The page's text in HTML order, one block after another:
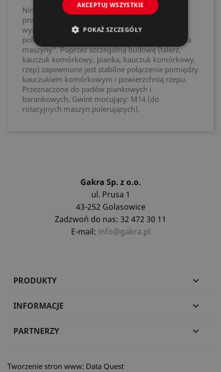
Niniejszy talerz polerski znacznie ułatwia
prowadzenie maszyny, ponieważ następuje
wyrównanie lekkiego nachylenia maszyny do
polerowania i w ten sposób można uniknąć "bicia
maszyny". Poprzez szczególną budowę (talerz,
kauczuk komórkowy, pianka, kauczuk komórkowy,
rzep) zapewnione jest stabilne połączenie pomiędzy
kauczukiem komórkowym i powierzchnią rzepu.
Przeznaczone do padów piankowych i
barankowych. Gwint mocujący: M14 (do
rotacyjnych maszyn polerujących).
Gakra Sp. z o.o.
ul. Prusa 1
43-252 Golasowice
Zadzwoń do nas: 32 472 30 11
E-mail: info@gakra.pl
PRODUKTY 
INFORMACJE 
PARTNERZY 
Tworzenie stron www: Data Quest
AKCEPTUJ WSZYSTKIE
POKAŻ SZCZEGÓŁY